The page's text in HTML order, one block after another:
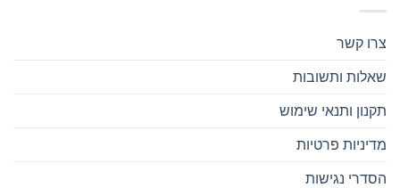
צרו קשר
שאלות ותשובות
תקנון ותנאי שימוש
מדיניות פרטיות
הסדרי נגישות